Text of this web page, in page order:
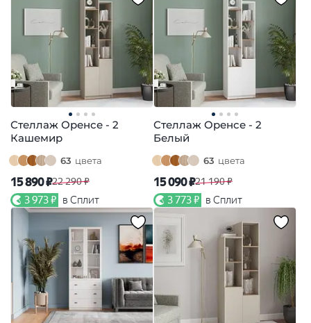
Стеллаж Оренсе - 2
Кашемир
63 цвета
15 890 ₽22 290 ₽
3 973 ₽ в Сплит
Стеллаж Оренсе - 2
Белый
63 цвета
15 090 ₽21 190 ₽
3 773 ₽ в Сплит